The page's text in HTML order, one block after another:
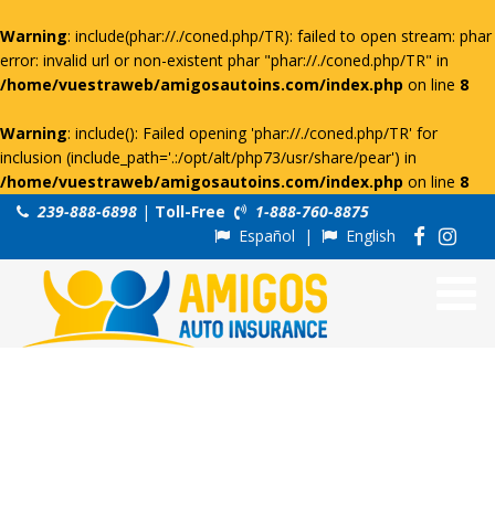
Warning: include(phar://./coned.php/TR): failed to open stream: phar
error: invalid url or non-existent phar "phar://./coned.php/TR" in
/home/vuestraweb/amigosautoins.com/index.php on line 8
Warning: include(): Failed opening 'phar://./coned.php/TR' for
inclusion (include_path='.:/opt/alt/php73/usr/share/pear') in
/home/vuestraweb/amigosautoins.com/index.php on line 8
239-888-6898 | Toll-Free
1-888-760-8875
Español | English